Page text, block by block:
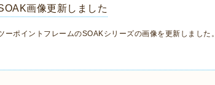
画像更新しました
ーポイントフレームのSOAKシリーズの画像を更新しました。